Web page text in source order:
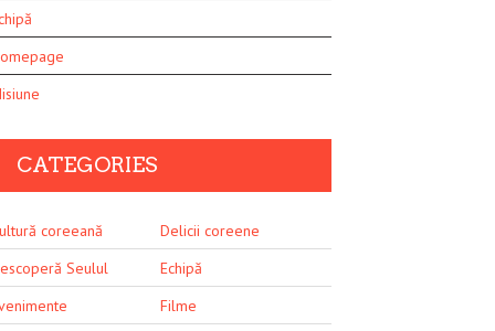
CATEGORIES
coreeană
Delicii coreene
Seulul
Echipă
Filme